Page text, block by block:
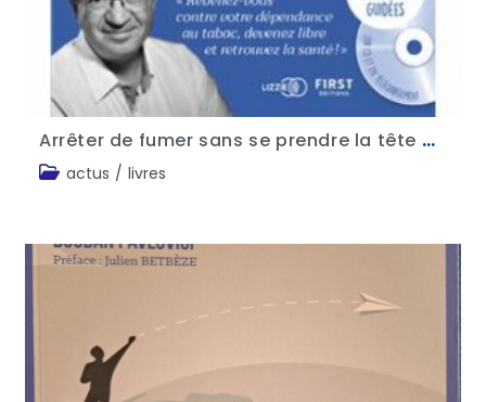
Arrêter de fumer sans se prendre la tête – Dr Jean-Marc Benhaïem
actus / livres